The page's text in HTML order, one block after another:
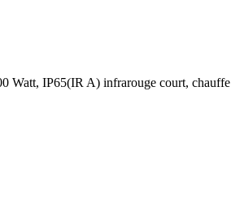
Watt, IP65(IR A) infrarouge court, chauffe